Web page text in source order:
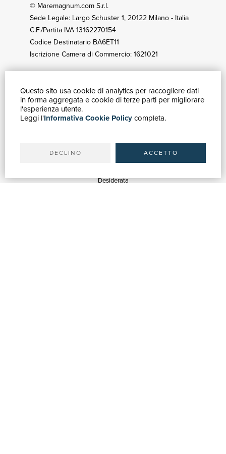
Questo sito usa cookie di analytics per raccogliere dati
in forma aggregata e cookie di terze parti per migliorare
l'esperienza utente.
Leggi l'Informativa Cookie Policycompleta.
DECLINO ACCETTO
© Maremagnum.com S.r.l.
Sede Legale: Largo Schuster 1, 20122 Milano - Italia
C.F./Partita IVA 13162270154
Codice Destinatario BA6ET11
Iscrizione Camera di Commercio: 1621021
GUIDA ACQUISTI
Catalogo
Ricerca avanzata
Spedizioni
Desiderata